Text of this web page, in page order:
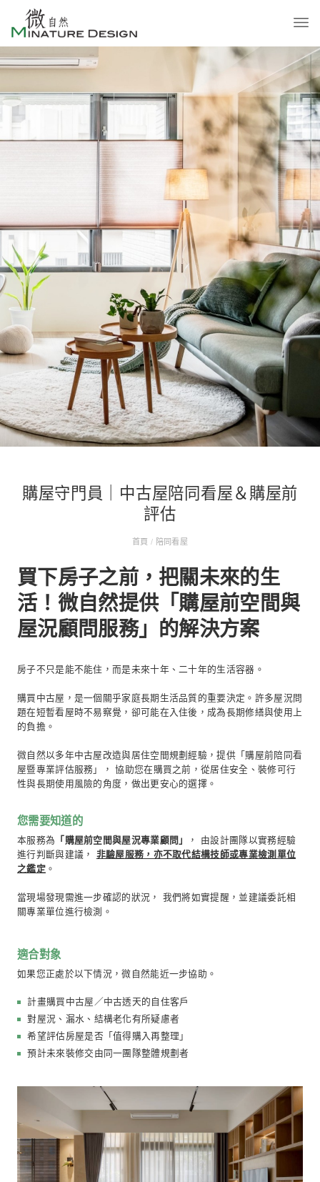
購屋守門員｜中古屋陪同看屋＆
評估
首頁 陪同看屋
買下房子之前，把關未來
活！微自然提供「購屋前
屋況顧問服務」的解決方
房子不只是能不能住，而是未來十年、二十年的生活容
購買中古屋，是一個關乎家庭長期生活品質的重要決定
題在短暫看屋時不易察覺，卻可能在入住後，成為長期
的負擔。
屋暨專業評估服務」， 協助您在購買之前，從居住安全
性與長期使用風險的角度，做出更安心的選擇。
您需要知道的
本服務為「購屋前空間與屋況專業顧問」
之鑑定。
當現場發現需進一步確認的狀況， 我們將如實提醒，並
關專業單位進行檢測。